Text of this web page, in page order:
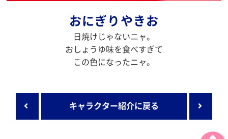
おにぎりやきお
日焼けじゃないニャ。
おしょうゆ味を食べすぎて
この色になったニャ。
キャラクター紹介に戻る